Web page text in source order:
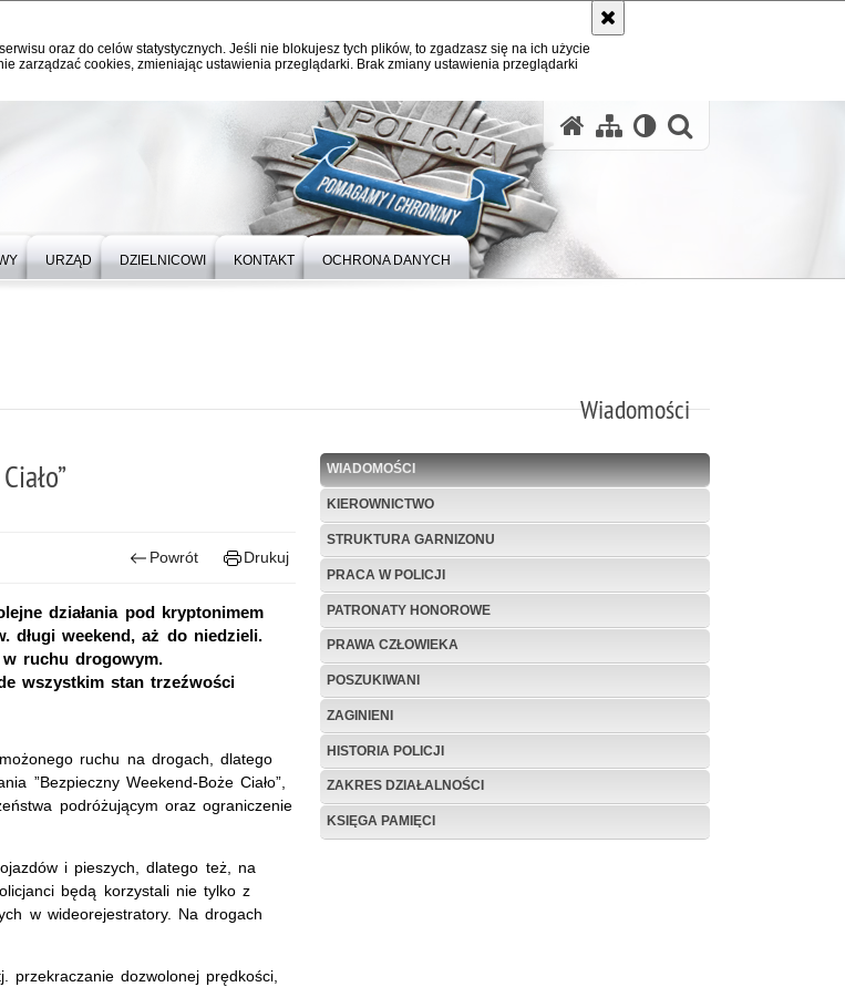
oraz do celów statystycznych. Jeśli nie blokujesz tych plików, to zgadzasz się na ich użycie
zarządzać cookies, zmieniając ustawienia przeglądarki. Brak zmiany ustawienia przeglądarki
URZĄD DZIELNICOWI KONTAKT OCHRONA DANYCH
Wiadomości
Powrót Drukuj
działania pod kryptonimem
długi weekend, aż do niedzieli.
w ruchu drogowym.
wszystkim stan trzeźwości
ruchu na drogach, dlatego
”Bezpieczny Weekend-Boże Ciało”,
podróżującym oraz ograniczenie
i pieszych, dlatego też, na
będą korzystali nie tylko z
w wideorejestratory. Na drogach
przekraczanie dozwolonej prędkości,
WIADOMOŚCI
KIEROWNICTWO
STRUKTURA GARNIZONU
PRACA W POLICJI
PATRONATY HONOROWE
PRAWA CZŁOWIEKA
POSZUKIWANI
ZAGINIENI
HISTORIA POLICJI
ZAKRES DZIAŁALNOŚCI
KSIĘGA PAMIĘCI